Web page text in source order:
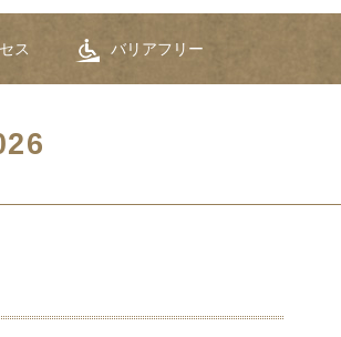
ス バリアフリー